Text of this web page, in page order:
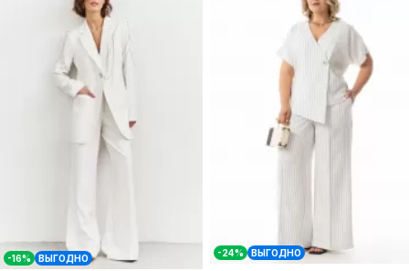
-16% ВЫГОДНО -24% ВЫГОДНО